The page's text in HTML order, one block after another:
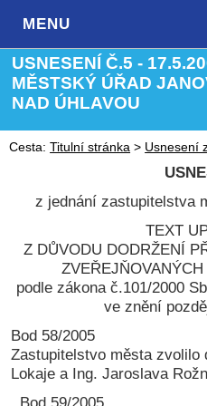
MENU
USNESENÍ Č.5 -
MĚSTSKÝ ÚŘAD
NAD ÚHLAVOU
Cesta: Titulní stránka > Usnesení
z jednání zastupitelstva
TEXT
Z DŮVODU DODRŽENÍ
podle zákona č.101/2000
ve znění
Bod 58/
Zastupitelstvo města zvolilo
Lokaje a Ing. Jaroslava
Bod 59/2005